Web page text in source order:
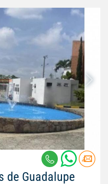
de Guadalupe